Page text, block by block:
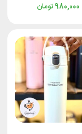
تومان980,000